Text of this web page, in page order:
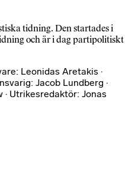
tidning. Den startades i
och är i dag partipolitiskt
Leonidas Aretakis ·
Jacob Lundberg ·
Utrikesredaktör: Jonas